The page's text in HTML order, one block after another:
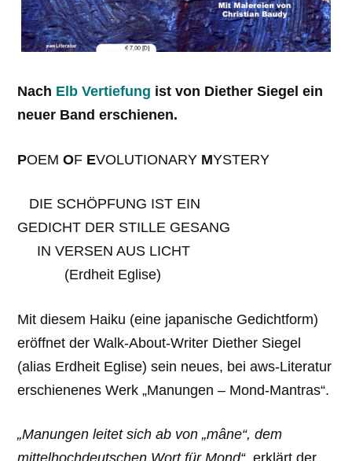
Nach Elb Vertiefung ist von Diether Siegel ein
neuer Band erschienen.
POEMOF EVOLUTIONARY MYSTERY
DIE SCHÖPFUNG IST EIN
GEDICHT DER STILLE GESANG
IN VERSEN AUS LICHT
(Erdheit Eglise)
Mit diesem Haiku (eine japanische Gedichtform)
eröffnet der Walk-About-Writer Diether Siegel
(alias Erdheit Eglise) sein neues, bei aws-Literatur
erschienenes Werk „Manungen – Mond-Mantras“.
„Manungen leitet sich ab von „mâne“, dem